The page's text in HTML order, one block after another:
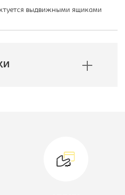
выдвижными ящиками
Шкаф-купе